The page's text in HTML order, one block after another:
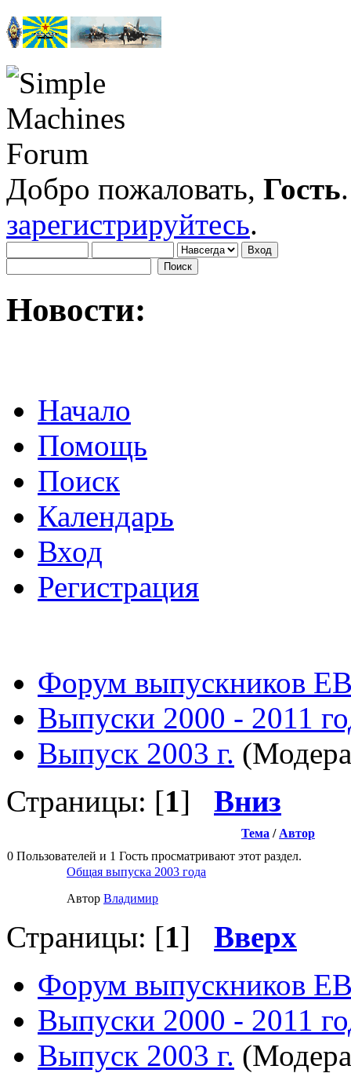
Добро пожаловать, Гость
зарегистрируйтесь.
Новости:
Начало
Помощь
Поиск
Календарь
Вход
Регистрация
Форум выпускников
Выпуски 2000 - 2011
Выпуск 2003 г.
Страницы: [1] Вниз
Тема / Автор
0 Пользователей и 1 Гость просматривают этот раздел.
Общая выпуска 2003 года
Автор Влaдимир
Страницы: [1] Вверх
Форум выпускников
Выпуски 2000 - 2011
Выпуск 2003 г.